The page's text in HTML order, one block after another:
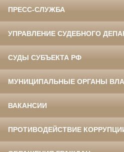
ПРЕСС-СЛУЖБА
УПРАВЛЕНИЕ СУДЕБНОГО
СУДЫ СУБЪЕКТА РФ
МУНИЦИПАЛЬНЫЕ ОРГАНЫ
ВАКАНСИИ
ПРОТИВОДЕЙСТВИЕ